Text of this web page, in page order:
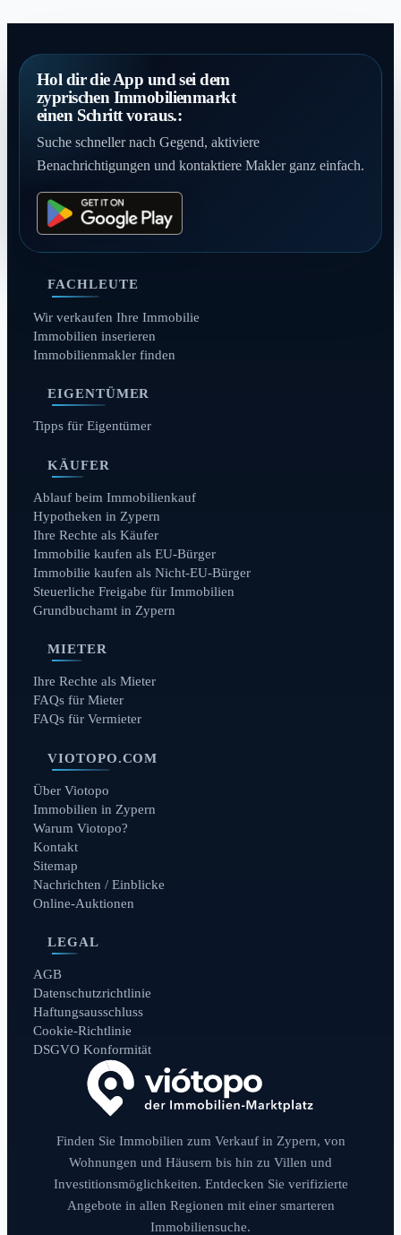
Hol dir die App und sei dem
zyprischen Immobilienmarkt
einen Schritt voraus.:
Suche schneller nach Gegend, aktiviere
Benachrichtigungen und kontaktiere Makler ganz einfach.
FACHLEUTE
Wir verkaufen Ihre Immobilie
Immobilien inserieren
Immobilienmakler finden
EIGENTÜMER
Tipps für Eigentümer
KÄUFER
Ablauf beim Immobilienkauf
Hypotheken in Zypern
Ihre Rechte als Käufer
Immobilie kaufen als EU-Bürger
Immobilie kaufen als Nicht-EU-Bürger
Steuerliche Freigabe für Immobilien
Grundbuchamt in Zypern
MIETER
Ihre Rechte als Mieter
FAQs für Mieter
FAQs für Vermieter
VIOTOPO.COM
Über Viotopo
Immobilien in Zypern
Warum Viotopo?
Kontakt
Sitemap
Nachrichten / Einblicke
Online-Auktionen
LEGAL
AGB
Datenschutzrichtlinie
Haftungsausschluss
Cookie-Richtlinie
DSGVO Konformität
Finden Sie Immobilien zum Verkauf in Zypern, von
Wohnungen und Häusern bis hin zu Villen und
Investitionsmöglichkeiten. Entdecken Sie verifizierte
Angebote in allen Regionen mit einer smarteren
Immobiliensuche.